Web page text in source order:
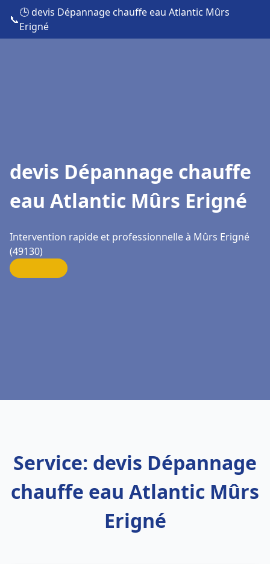
📞
🕒 devis Dépannage chauffe eau Atlantic Mûrs
Erigné
devis Dépannage chauffe
eau Atlantic Mûrs Erigné
Intervention rapide et professionnelle à Mûrs Erigné
(49130)
Service: devis Dépannage
chauffe eau Atlantic Mûrs
Erigné